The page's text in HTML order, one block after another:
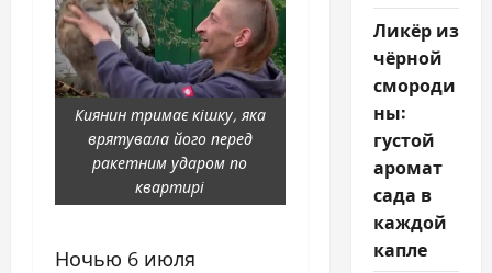
Киянин тримає кішку, яка
врятувала його перед
ракетним ударом по
квартирі
Ночью 6 июля
Ликёр из
чёрной
смороди
ны:
густой
аромат
сада в
каждой
капле